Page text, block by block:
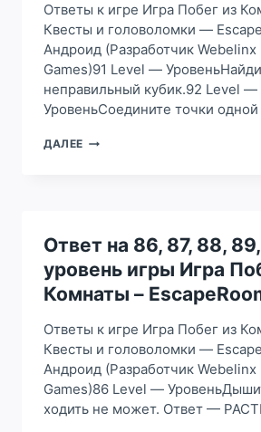
КОМНАТЫ
–
ESCAPEROOM
Ответы к игре Игра Побег из
Квесты и головоломки —
Андроид (Разработчик
Games)91 Level —
неправильный кубик.92 Level —
УровеньСоедините точки
ДАЛЕЕ ОТВЕТ
95
УРОВЕНЬ
ИГРЫ
ИГРА
ПОБЕГ
КОМНАТЫ
–
ESCAPEROOM
Ответ на 86, 87, 88,
уровень игры Игра
Комнаты –
Ответы к игре Игра Побег из
Квесты и головоломки —
Андроид (Разработчик
Games)86 Level —
ходить не может. Ответ —